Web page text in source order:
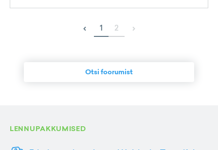
‹ 1 2 ›
Otsi foorumist
LENNUPAKKUMISED